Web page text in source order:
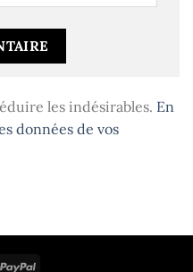
les indésirables. En
données de vos